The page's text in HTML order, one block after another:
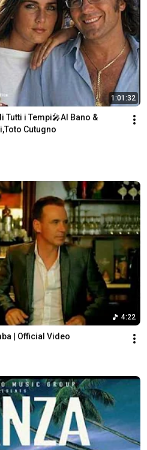
1:01:32
Tutti i Tempi🎤Al Bano &
Cutugno
4:22
| Official Video